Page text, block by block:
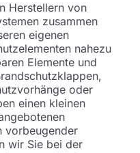
Herstellern von
zusammen
eigenen
nahezu
Elemente und
oder
einen kleinen
vorbeugender
wir Sie bei der